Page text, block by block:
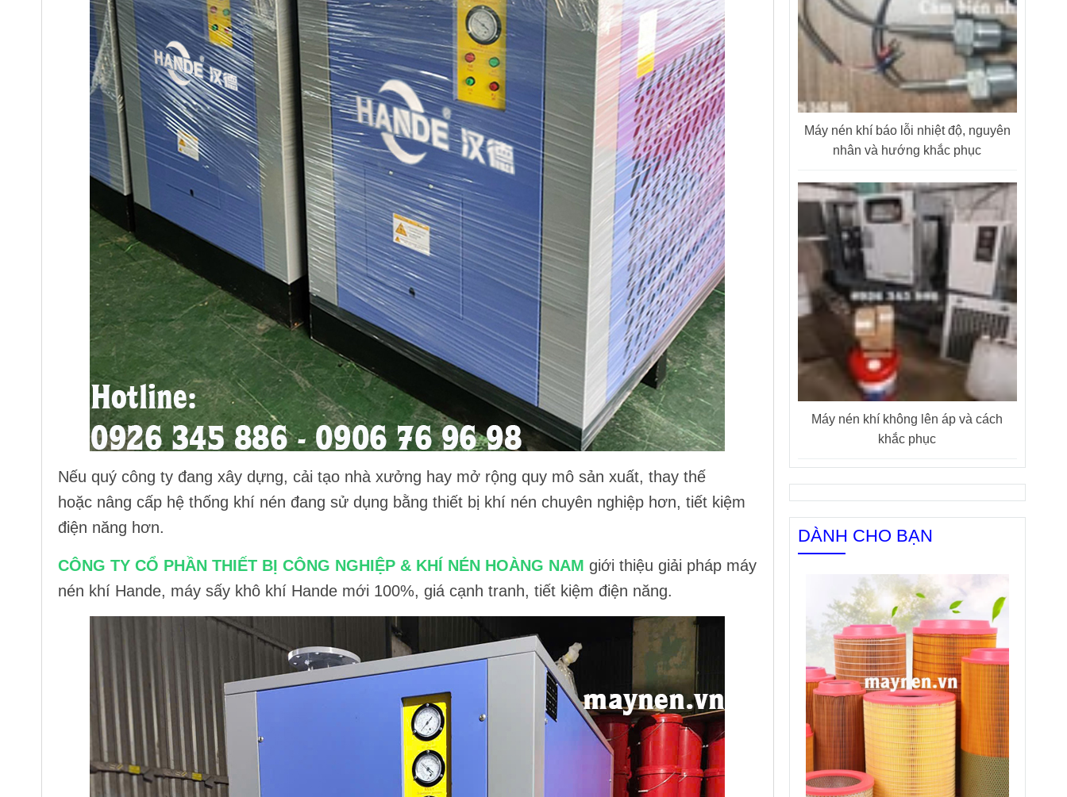
Nếu quý công ty đang xây dựng, cải tạo nhà xưởng hay mở rộng quy mô sản xuất, thay thế
hoặc nâng cấp hệ thống khí nén đang sử dụng bằng thiết bị khí nén chuyên nghiệp hơn, tiết kiệm
điện năng hơn.
CÔNG TY CỔ PHẦN THIẾT BỊ CÔNG NGHIỆP & KHÍ NÉN HOÀNG NAM giới thiệu giải pháp máy
nén khí Hande, máy sấy khô khí Hande mới 100%, giá cạnh tranh, tiết kiệm điện năng.
Máy nén khí báo lỗi nhiệt độ, nguyên
nhân và hướng khắc phục
Máy nén khí không lên áp và cách
khắc phục
DÀNH CHO BẠN